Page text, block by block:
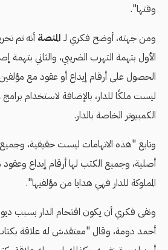
وقتها".
ومن جهته، أوضح فكري لـ المنصة أنه تم
الأول بتهمة التهرب الضريبي، والثاني بتهمة
الحصول على أرقام إيداع أو عقود مع
ليست ملكًا للدار، بالإضافة لاستخدام
الكمبيوتر الخاصة بالدار.
وتابع "هذه الاتهامات ليست حقيقية، وجميع
أصلية، وجميع الكتب لها أرقام إيداع وعقود
المملوكة للدار فهي هدايا من مؤلفيها".
ونفى فكري أن يكون اقتحام الدار بسبب
أحمد دومة، وقال "معتقدش له علاقة